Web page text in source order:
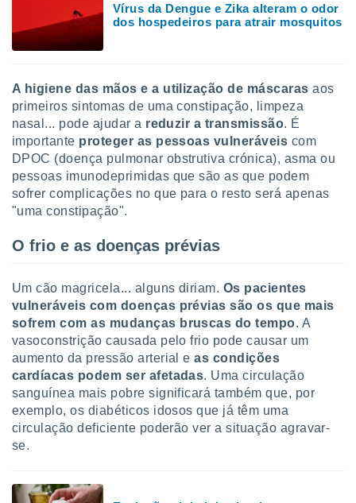
Vírus da Dengue e Zika alteram o odor
dos hospedeiros para atrair mosquitos
A higiene das mãos e a utilização de máscaras aos
primeiros sintomas de uma constipação, limpeza
nasal... pode ajudar a reduzir a transmissão. É
importante proteger as pessoas vulneráveis com
DPOC (doença pulmonar obstrutiva crónica), asma ou
pessoas imunodeprimidas que são as que podem
sofrer complicações no que para o resto será apenas
"uma constipação".
O frio e as doenças prévias
Um cão magricela... alguns diriam. Os pacientes
vulneráveis com doenças prévias são os que mais
sofrem com as mudanças bruscas do tempo. A
vasoconstrição causada pelo frio pode causar um
aumento da pressão arterial eas condições
cardíacas podem ser afetadas. Uma circulação
sanguínea mais pobre significará também que, por
exemplo, os diabéticos idosos que já têm uma
circulação deficiente poderão ver a situação agravar-
se.